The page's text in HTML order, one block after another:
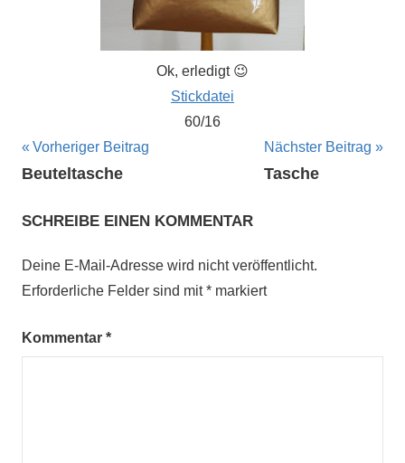
Ok, erledigt 😉
Stickdatei
60/16
Beitragsnavigation
Vorheriger Beitrag
Beuteltasche
Nächster Beitrag
Tasche
SCHREIBE EINEN KOMMENTAR
Deine E-Mail-Adresse wird nicht veröffentlicht.
Erforderliche Felder sind mit* markiert
Kommentar *